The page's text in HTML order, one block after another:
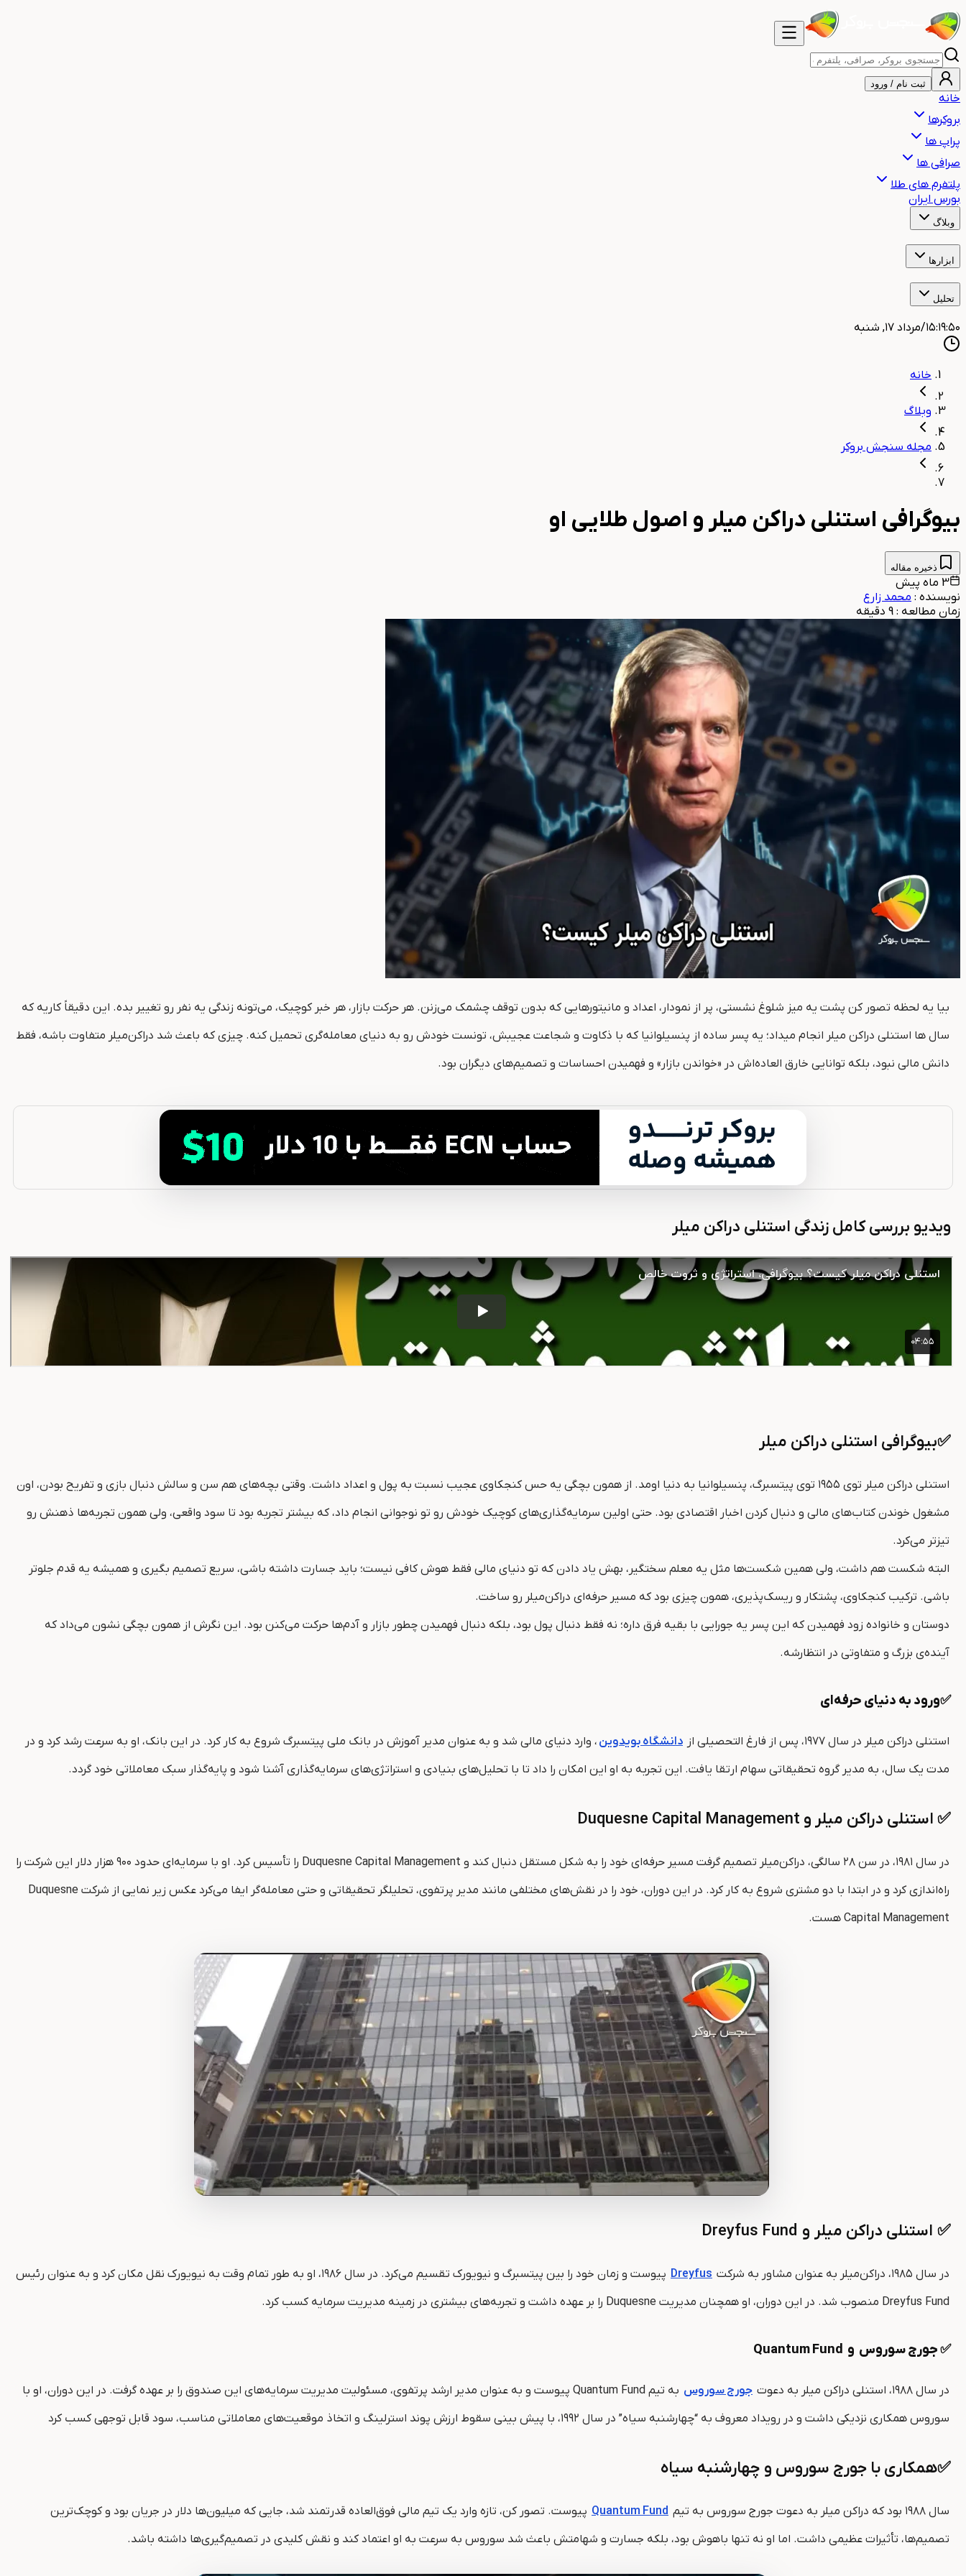
ثبت نام / ورود
خانه
بروکرها
پراپ ها
صرافی ها
پلتفرم های طلا
بورس ایران
وبلاگ
آموزشاخبارهشدار
ابزارها
ساعت بازارهای مالی جهان
تحلیل
تحلیل تکنیکال طلا
۱۵:۱۹:۵۱/مرداد ۱۷, شنبه
خانه
وبلاگ
مجله سنجش بروکر
بیوگرافی استنلی دراکن میلر و اصول طلایی او
ذخیره مقاله
3 ماه پیش
نویسنده : محمد زارع
زمان مطالعه :
9 دقیقه
بیا یه لحظه تصور کن پشت یه میز شلوغ نشستی، پر از نمودار، اعداد و مانیتورهایی که بدون توقف چشمک می‌زنن. هر حرکت بازار، هر خبر کوچیک، می‌تونه زندگی یه نفر رو تغییر بده. این دقیقاً کاریه که
سال ها استنلی دراکن میلر انجام میداد؛ یه پسر ساده از پنسیلوانیا که با ذکاوت و شجاعت عجیبش، تونست خودش رو به دنیای معامله‌گری تحمیل کنه. چیزی که باعث شد دراکن‌میلر متفاوت باشه، فقط
دانش مالی نبود، بلکه توانایی خارق ‌العاده‌اش در «خواندن بازار» و فهمیدن احساسات و تصمیم‌های دیگران بود.
ویدیو بررسی کامل زندگی استنلی دراکن میلر
✅بیوگرافی استنلی دراکن میلر
استنلی دراکن میلر توی ۱۹۵۵ توی پیتسبرگ، پنسیلوانیا به دنیا اومد. از همون بچگی یه حس کنجکاوی عجیب نسبت به پول و اعداد داشت. وقتی بچه‌های هم سن و سالش دنبال بازی و تفریح بودن، اون
مشغول خوندن کتاب‌های مالی و دنبال کردن اخبار اقتصادی بود. حتی اولین سرمایه‌گذاری‌های کوچیک خودش رو تو نوجوانی انجام داد، که بیشتر تجربه بود تا سود واقعی، ولی همون تجربه‌ها ذهنش رو
تیزتر می‌کرد.
البته شکست هم داشت، ولی همین شکست‌ها مثل یه معلم سختگیر، بهش یاد دادن که تو دنیای مالی فقط هوش کافی نیست؛ باید جسارت داشته باشی، سریع تصمیم بگیری و همیشه یه قدم جلوتر
باشی. ترکیب کنجکاوی، پشتکار و ریسک‌پذیری، همون چیزی بود که مسیر حرفه‌ای دراکن‌میلر رو ساخت.
دوستان و خانواده زود فهمیدن که این پسر یه جورایی با بقیه فرق داره؛ نه فقط دنبال پول بود، بلکه دنبال فهمیدن چطور بازار و آدم‌ها حرکت می‌کنن بود. این نگرش از همون بچگی نشون می‌داد که
آینده‌ی بزرگ و متفاوتی در انتظارشه.
✅ورود به دنیای حرفه‌ای
استنلی دراکن میلر در سال ۱۹۷۷، پس از فارغ‌ التحصیلی از دانشگاه بویدوین ، وارد دنیای مالی شد و به عنوان مدیر آموزش در بانک ملی پیتسبرگ شروع به کار کرد. در این بانک، او به سرعت رشد کرد و در
مدت یک سال، به مدیر گروه تحقیقاتی سهام ارتقا یافت. این تجربه به او این امکان را داد تا با تحلیل‌های بنیادی و استراتژی‌های سرمایه‌گذاری آشنا شود و پایه‌گذار سبک معاملاتی خود گردد.
✅ استنلی دراکن میلر و Duquesne Capital Management
در سال ۱۹۸۱، در سن ۲۸ سالگی، دراکن‌میلر تصمیم گرفت مسیر حرفه‌ای خود را به شکل مستقل دنبال کند و Duquesne Capital Management را تأسیس کرد. او با سرمایه‌ای حدود ۹۰۰ هزار دلار این شرکت را
راه‌اندازی کرد و در ابتدا با دو مشتری شروع به کار کرد. در این دوران، خود را در نقش‌های مختلفی مانند مدیر پرتفوی، تحلیلگر تحقیقاتی و حتی معامله‌گر ایفا می‌کرد عکس زیر نمایی از شرکت Duquesne
Capital Management هست.
✅ استنلی دراکن میلر و Dreyfus Fund
در سال ۱۹۸۵، دراکن‌میلر به عنوان مشاور به شرکت Dreyfus
پیوست و زمان خود را بین پیتسبرگ و نیویورک تقسیم می‌کرد. در سال ۱۹۸۶، او به طور تمام‌ وقت به نیویورک نقل مکان کرد و به عنوان رئیس
Dreyfus Fund منصوب شد. در این دوران، او همچنان مدیریت Duquesne را بر عهده داشت و تجربه‌های بیشتری در زمینه مدیریت سرمایه کسب کرد.
✅ جورج سوروس و Quantum Fund
در سال ۱۹۸۸، استنلی دراکن میلر به دعوت جورج سوروس
به تیم Quantum Fund پیوست و به عنوان مدیر ارشد پرتفوی، مسئولیت مدیریت سرمایه‌های این صندوق را بر عهده گرفت. در این دوران، او با
سوروس همکاری نزدیکی داشت و در رویداد معروف به “چهارشنبه سیاه” در سال ۱۹۹۲، با پیش‌ بینی سقوط ارزش پوند استرلینگ و اتخاذ موقعیت‌های معاملاتی مناسب، سود قابل توجهی کسب کرد
✅همکاری با جورج سوروس و چهارشنبه سیاه
سال ۱۹۸۸ بود که دراکن‌ میلر به دعوت جورج سوروس به تیم Quantum Fund پیوست. تصور کن، تازه وارد یک تیم مالی فوق‌العاده قدرتمند شد، جایی که میلیون‌ها دلار در جریان بود و کوچک‌ترین
تصمیم‌ها، تأثیرات عظیمی داشت. اما او نه تنها باهوش بود، بلکه جسارت و شهامتش باعث شد سوروس به سرعت به او اعتماد کند و نقش کلیدی در تصمیم‌گیری‌ها داشته باشد.